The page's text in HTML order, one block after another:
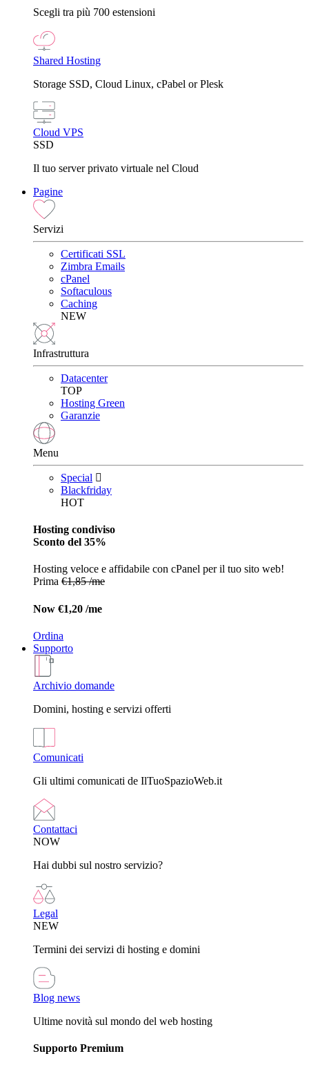
Scegli tra più 700 estensioni
Shared Hosting
Storage SSD, Cloud Linux, cPabel or Plesk
Cloud VPS
SSD
Il tuo server privato virtuale nel Cloud
Pagine
Servizi
Certificati SSL
Zimbra Emails
cPanel
Softaculous
Caching
NEW
Infrastruttura
Datacenter
TOP
Hosting Green
Garanzie
Menu
Special
Blackfriday
HOT
Hosting condiviso
Sconto del 35%
Hosting veloce e affidabile con cPanel per il tuo sito web!
Prima €1,85 /me
Now €1,20 /me
Ordina
Supporto
Archivio domande
Domini, hosting e servizi offerti
Comunicati
Gli ultimi comunicati de IlTuoSpazioWeb.it
Contattaci
NOW
Hai dubbi sul nostro servizio?
Legal
NEW
Termini dei servizi di hosting e domini
Blog news
Ultime novità sul mondo del web hosting
Supporto Premium